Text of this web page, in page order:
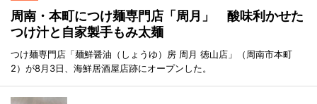
周南・本町につけ麺専門店「周月」 酸味利かせた
つけ汁と自家製手もみ太麺
つけ麺専門店「麺鮮醤油（しょうゆ）房 周月 徳山店」（周南市本町
2）が8月3日、海鮮居酒屋店跡にオープンした。